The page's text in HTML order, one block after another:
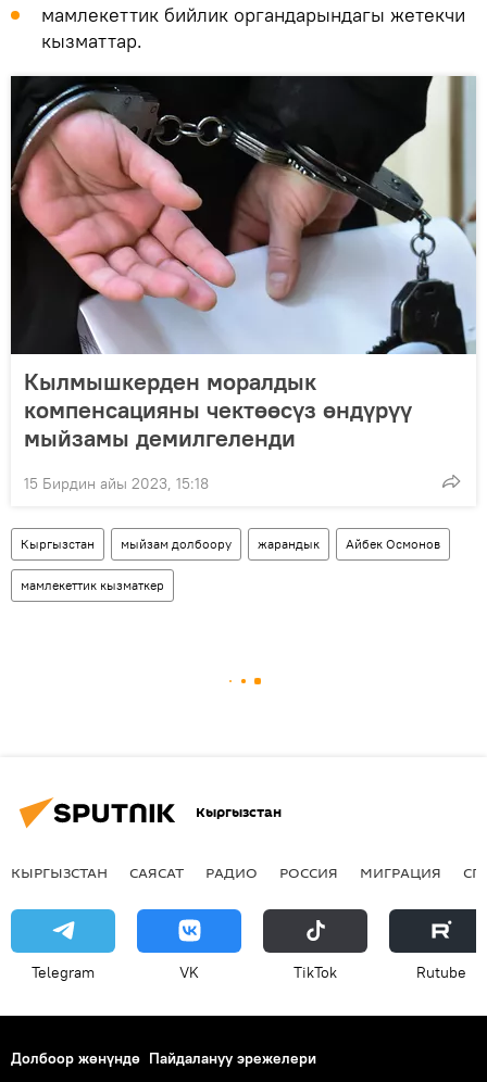
мамлекеттик бийлик органдарындагы жетекчи
кызматтар.
Кылмышкерден моралдык
компенсацияны чектөөсүз өндүрүү
мыйзамы демилгеленди
15 Бирдин айы 2023, 15:18
Кыргызстан мыйзам долбоору жарандык Айбек Осмонов
мамлекеттик кызматкер
Кыргызстан
КЫРГЫЗСТАН САЯСАТ РАДИО РОССИЯ МИГРАЦИЯ
Telegram VK ТikТоk Rutube
Долбоор жөнүндө Пайдалануу эрежелери